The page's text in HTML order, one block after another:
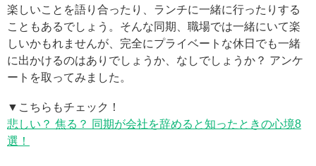
楽しいことを語り合ったり、ランチに一緒に行ったりする
こともあるでしょう。そんな同期、職場では一緒にいて楽
しいかもれませんが、完全にプライベートな休日でも一緒
に出かけるのはありでしょうか、なしでしょうか？ アンケ
ートを取ってみました。
▼こちらもチェック！
悲しい？ 焦る？ 同期が会社を辞めると知ったときの心境8
選！